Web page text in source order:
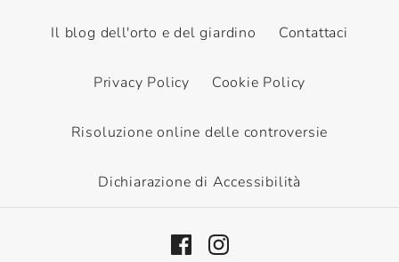
Il blog dell'orto e del giardino Contattaci
Privacy Policy Cookie Policy
Risoluzione online delle controversie
Dichiarazione di Accessibilità